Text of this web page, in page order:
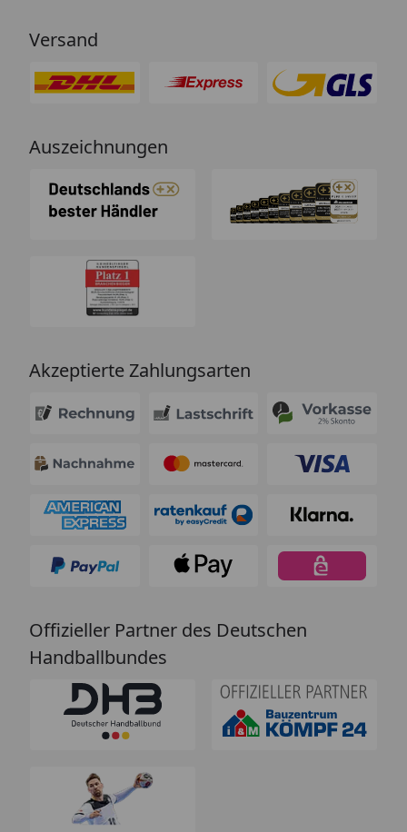
Versand
Auszeichnungen
Akzeptierte Zahlungsarten
Offizieller Partner des Deutschen
Handballbundes